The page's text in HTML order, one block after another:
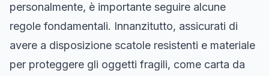
personalmente, è importante seguire alcune
regole fondamentali. Innanzitutto, assicurati di
avere a disposizione scatole resistenti e materiale
per proteggere gli oggetti fragili, come carta da